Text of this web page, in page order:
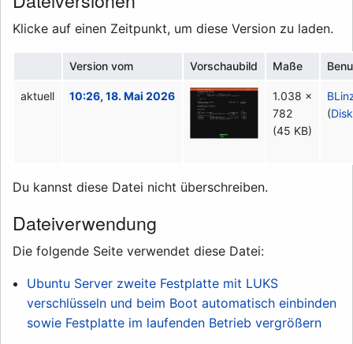
Klicke auf einen Zeitpunkt, um diese Version zu laden.
Version vom Vorschaubild Maße
aktuell 10:26, 18. Mai 2026
1.038 ×
782
(45 KB)
(
Du kannst diese Datei nicht überschreiben.
Dateiverwendung
Die folgende Seite verwendet diese Datei:
Ubuntu Server zweite Festplatte mit LUKS
verschlüsseln und beim Boot automatisch einbinden
sowie Festplatte im laufenden Betrieb vergrößern